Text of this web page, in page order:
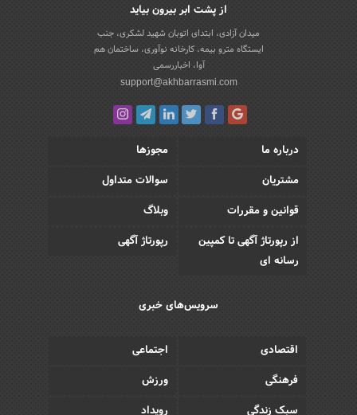
از پشت ابر بیرون بیاید
میدان آزادی، ابتدای اتوبان شهید لشکری، جنب
ایستگاه مترو بیمه، کارخانه نوآوری، ساختمان هم
آوا، اخباررسمی
support@akhbarrasmi.com
درباره ما
مجوزها
مشتریان
سوالات متداول
قوانین و مقررات
وبلاگ
از رپورتاژ آگهی تا کمپین
رسانه ای
رپورتاژ آگهی
سرویس‌های خبری
اقتصادی
اجتماعی
فرهنگی
ورزش
سبک زندگی
رویداد